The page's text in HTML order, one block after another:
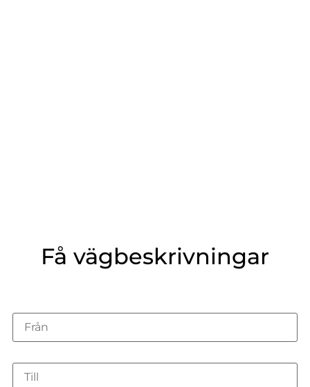
Få vägbeskrivningar